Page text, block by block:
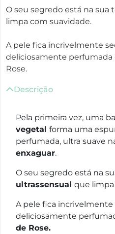
O seu segredo está na sua
limpa com suavidade.
A pele fica incrivelmente
deliciosamente perfumada
Rose.
Descrição
Pela primeira vez, uma
vegetal forma uma
perfumada, ultra suave
enxaguar.
O seu segredo está na
ultrassensual que
A pele fica incrivelmente
deliciosamente
de Rose.